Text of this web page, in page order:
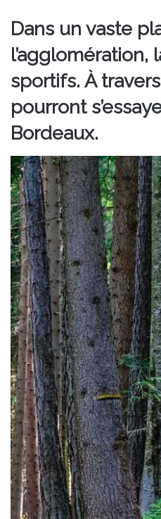
Dans un vaste
sportifs. À
pourront
Bordeaux.